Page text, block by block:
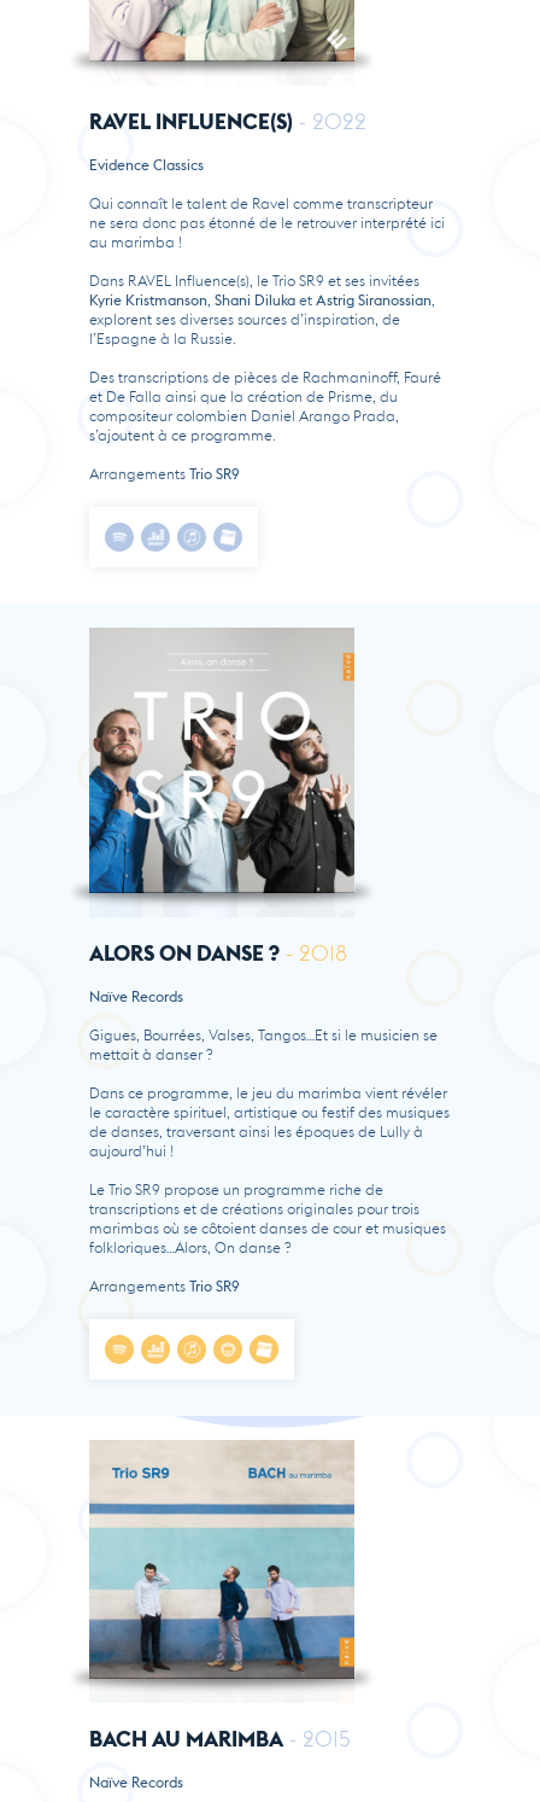
RAVEL INFLUENCE(S) - 2022
Evidence Classics
Qui connaît le talent de Ravel comme transcripteur
ne sera donc pas étonné de le retrouver interprété ici
au marimba !
Dans RAVEL Influence(s), le Trio SR9 et ses invitées
Kyrie Kristmanson Shani Diluka et Astrig Siranossian
explorent ses diverses sources d’inspiration, de
l’Espagne à la Russie.
Des transcriptions de pièces de Rachmaninoff, Fauré
et De Falla ainsi que la création de Prisme, du
compositeur colombien Daniel Arango Prada,
s’ajoutent à ce programme.
Arrangements Trio SR9
ALORS ON DANSE ? - 2018
Naïve Records
Gigues, Bourrées, Valses, Tangos…Et si le musicien se
mettait à danser ?
Dans ce programme, le jeu du marimba vient révéler
le caractère spirituel, artistique ou festif des musiques
de danses, traversant ainsi les époques de Lully à
aujourd’hui !
Le Trio SR9 propose un programme riche de
transcriptions et de créations originales pour trois
marimbas où se côtoient danses de cour et musiques
folkloriques…Alors, On danse ?
Arrangements Trio SR9
BACH AU MARIMBA - 2015
Naïve Records